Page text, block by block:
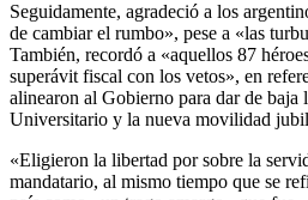
Seguidamente, agradeció a los
de cambiar el rumbo», pese a «las
También, recordó a «aquellos 87
superávit fiscal con los vetos», en
alinearon al Gobierno para dar de
Universitario y la nueva movilidad
«Eligieron la libertad por sobre la
mandatario, al mismo tiempo que se